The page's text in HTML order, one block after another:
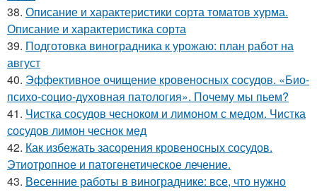
38. Описание и характеристики сорта томатов хурма.
Описание и характеристика сорта
39. Подготовка виноградника к урожаю: план работ на
август
40. Эффективное очищение кровеносных сосудов. «Био-
психо-социо-духовная патология». Почему мы пьем?
41. Чистка сосудов чесноком и лимоном с медом. Чистка
сосудов лимон чеснок мед
42. Как избежать засорения кровеносных сосудов.
Этиотропное и патогенетическое лечение.
43. Весенние работы в винограднике: все, что нужно